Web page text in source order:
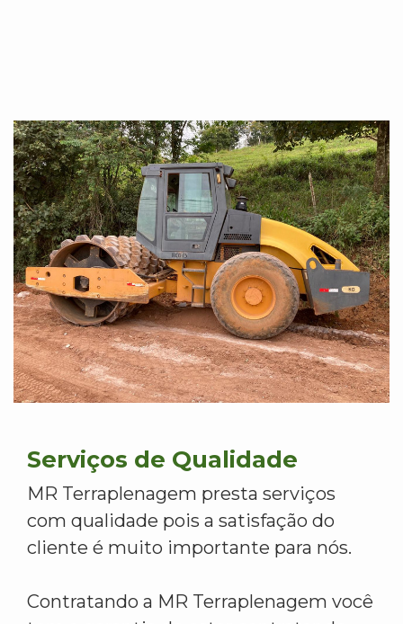
Serviços de Qualidade
MR Terraplenagem presta serviços
com qualidade pois a satisfação do
cliente é muito importante para nós.
Contratando a MR Terraplenagem você